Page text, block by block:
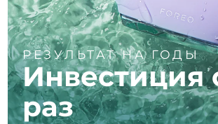
РЕЗУЛЬТАТ НА ГОДЫ
Инвестиция
раз